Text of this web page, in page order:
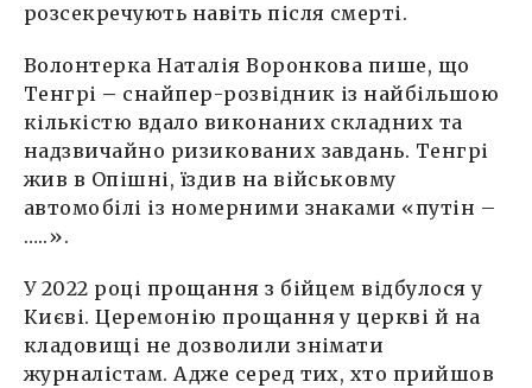
розсекречують навіть після смерті.
Волонтерка Наталія Воронкова пише, що
Тенгрі – снайпер-розвідник із найбільшою
кількістю вдало виконаних складних та
надзвичайно ризикованих завдань. Тенгрі
жив в Опішні, їздив на військовму
автомобілі із номерними знаками «путін –
…..».
У 2022 році прощання з бійцем відбулося у
Києві. Церемонію прощання у церкві й на
кладовищі не дозволили знімати
журналістам. Адже серед тих, хто прийшов